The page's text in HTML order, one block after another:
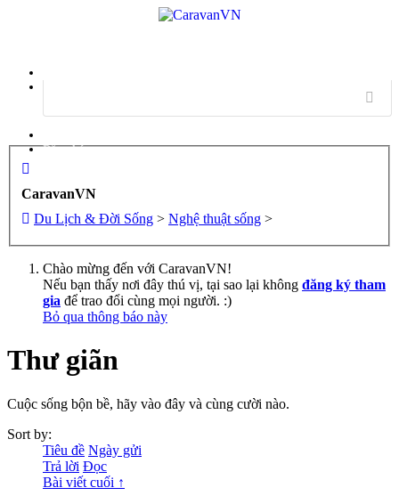
Đăng ký
CaravanVN
Du Lịch & Đời Sống > Nghệ thuật sống >
Chào mừng đến với CaravanVN!
Nếu bạn thấy nơi đây thú vị, tại sao lại không đăng ký tham
gia để trao đổi cùng mọi người. :)
Bỏ qua thông báo này
Thư giãn
Cuộc sống bộn bề, hãy vào đây và cùng cười nào.
Sort by:
Tiêu đề Ngày gửi
Trả lời Đọc
Bài viết cuối ↑